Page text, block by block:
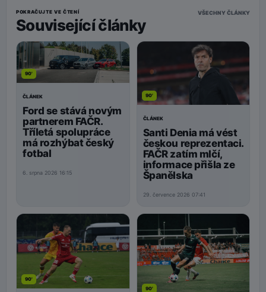
POKRAČUJTE VE ČTENÍ
Související články
VŠECHNY ČLÁNKY
90'
ČLÁNEK
Ford se stává novým
partnerem FAČR.
Tříletá spolupráce
má rozhýbat český
fotbal
6. srpna 2026 16:15
90'
ČLÁNEK
Santi Denia má vést
českou reprezentaci.
FAČR zatím mlčí,
informace přišla ze
Španělska
29. července 2026 07:41
90'
90'